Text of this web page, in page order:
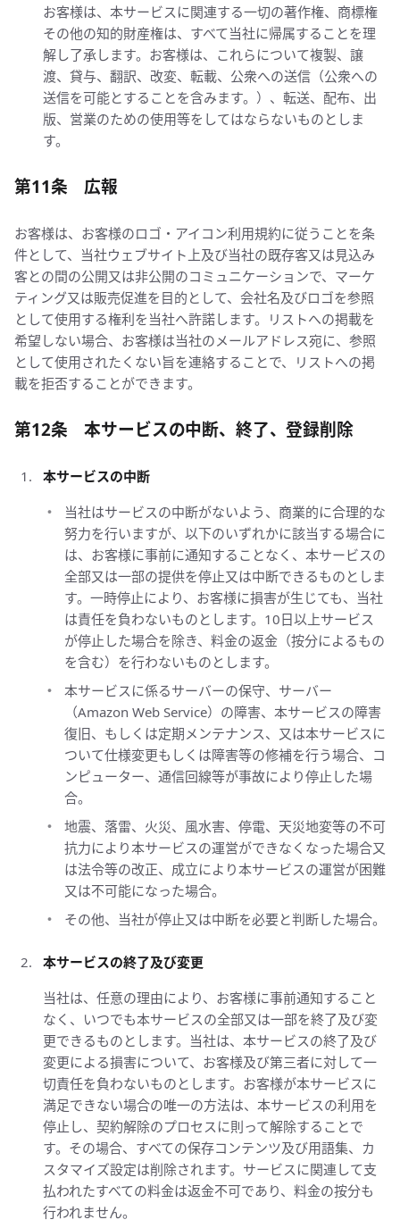
お客様は、本サービスに関連する一切の著作権、商標権
その他の知的財産権は、すべて当社に帰属することを理
解し了承します。お客様は、これらについて複製、譲
渡、貸与、翻訳、改変、転載、公衆への送信（公衆への
送信を可能とすることを含みます。）、転送、配布、出
版、営業のための使用等をしてはならないものとしま
す。
第11条 広報
お客様は、お客様のロゴ・アイコン利用規約に従うことを条
件として、当社ウェブサイト上及び当社の既存客又は見込み
客との間の公開又は非公開のコミュニケーションで、マーケ
ティング又は販売促進を目的として、会社名及びロゴを参照
として使用する権利を当社へ許諾します。リストへの掲載を
希望しない場合、お客様は当社のメールアドレス宛に、参照
として使用されたくない旨を連絡することで、リストへの掲
載を拒否することができます。
第12条 本サービスの中断、終了、登録削除
本サービスの中断
当社はサービスの中断がないよう、商業的に合理的な
努力を行いますが、以下のいずれかに該当する場合に
は、お客様に事前に通知することなく、本サービスの
全部又は一部の提供を停止又は中断できるものとしま
す。一時停止により、お客様に損害が生じても、当社
は責任を負わないものとします。10日以上サービス
が停止した場合を除き、料金の返金（按分によるもの
を含む）を行わないものとします。
本サービスに係るサーバーの保守、サーバー
（Amazon Web Service）の障害、本サービスの障害
復旧、もしくは定期メンテナンス、又は本サービスに
ついて仕様変更もしくは障害等の修補を行う場合、コ
ンピューター、通信回線等が事故により停止した場
合。
地震、落雷、火災、風水害、停電、天災地変等の不可
抗力により本サービスの運営ができなくなった場合又
は法令等の改正、成立により本サービスの運営が困難
又は不可能になった場合。
その他、当社が停止又は中断を必要と判断した場合。
本サービスの終了及び変更
当社は、任意の理由により、お客様に事前通知すること
なく、いつでも本サービスの全部又は一部を終了及び変
更できるものとします。当社は、本サービスの終了及び
変更による損害について、お客様及び第三者に対して一
切責任を負わないものとします。お客様が本サービスに
満足できない場合の唯一の方法は、本サービスの利用を
停止し、契約解除のプロセスに則って解除することで
す。その場合、すべての保存コンテンツ及び用語集、カ
スタマイズ設定は削除されます。サービスに関連して支
払われたすべての料金は返金不可であり、料金の按分も
行われません。